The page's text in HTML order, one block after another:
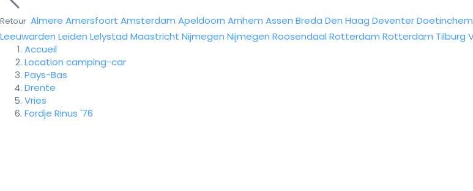
Retour Almere Amersfoort Amsterdam Apeldoorn Arnhem Assen Breda Den Haag DeventerDoetinchem
Leeuwarden Leiden Lelystad Maastricht Nijmegen Nijmegen Roosendaal Rotterdam Rotterdam Tilburg
Accueil
Location camping-car
Pays-Bas
Drente
Vries
Fordje Rinus '76